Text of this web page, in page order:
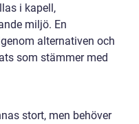
i kapell,
miljö. En
alternativen och
som stämmer med
stort, men behöver